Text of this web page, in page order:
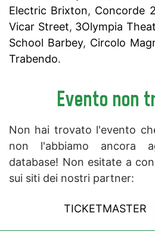
Electric Brixton, Concorde 2
Vicar Street, 3Olympia
School Barbey, Circolo
Trabendo.
Evento non
Non hai trovato l'evento
non l'abbiamo ancora
database! Non esitate a
sui siti dei nostri partner:
TICKETMASTER